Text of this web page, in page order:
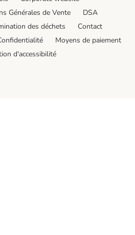
Générales de Vente
DSA
des déchets
Contact
Moyens de paiement
d'accessibilité